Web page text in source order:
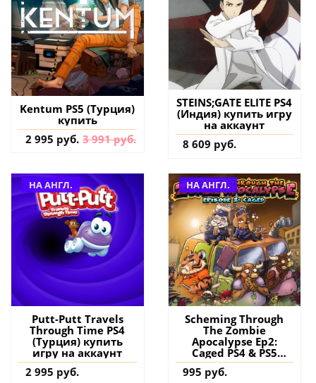
Kentum PS5 (Турция)
купить
2 995 руб. 3 991 руб.
STEINS;GATE ELITE PS4
(Индия) купить игру
на аккаунт
8 609 руб.
НА АНГЛ.
Putt-Putt Travels
Through Time PS4
(Турция) купить
игру на аккаунт
2 995 руб.
НА АНГЛ.
Scheming Through
The Zombie
Apocalypse Ep2:
Caged PS4 & PS5
(Турция) купить
игру на аккаунт
995 руб.